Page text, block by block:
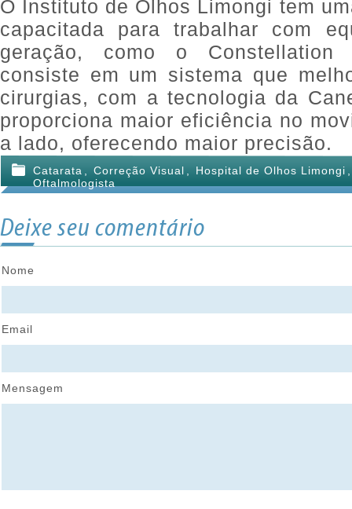
O Instituto de Olhos Limongi tem
capacitada para trabalhar com
geração, como o
consiste em um sistema que
cirurgias, com a tecnologia da
proporciona maior eficiência no
a lado, oferecendo maior precisão.
Catarata Correção Visual Hospital de Olhos Limongi
Oftalmologista
Deixe seu comentário
Nome
Email
Mensagem